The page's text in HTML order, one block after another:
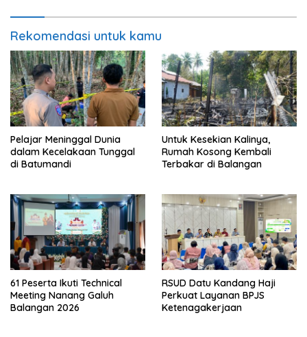
Rekomendasi untuk kamu
Pelajar Meninggal Dunia
dalam Kecelakaan Tunggal
di Batumandi
Untuk Kesekian Kalinya,
Rumah Kosong Kembali
Terbakar di Balangan
61 Peserta Ikuti Technical
Meeting Nanang Galuh
Balangan 2026
RSUD Datu Kandang Haji
Perkuat Layanan BPJS
Ketenagakerjaan